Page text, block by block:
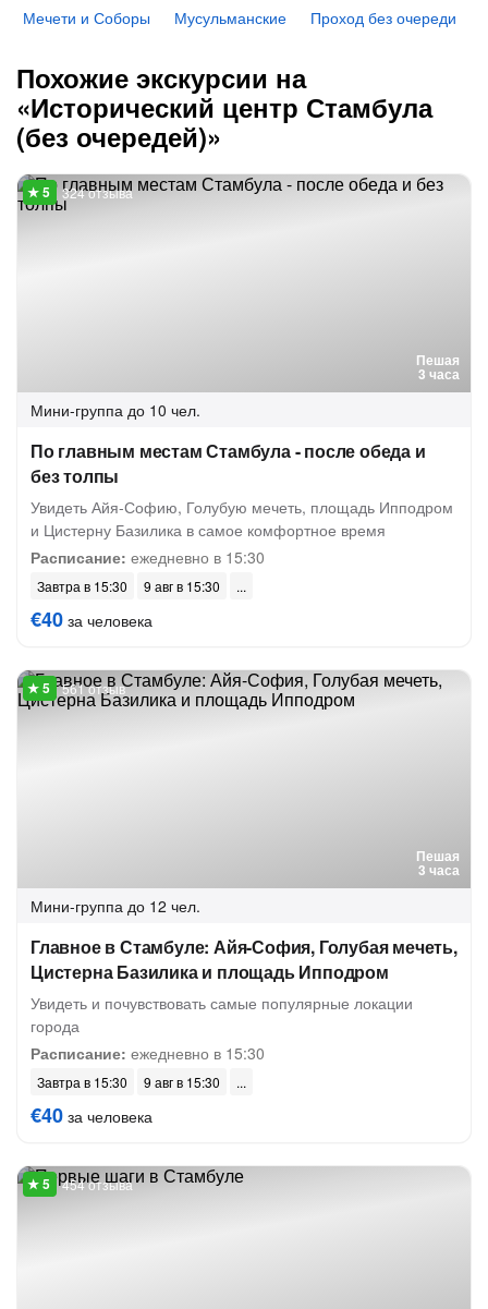
Мечети и Соборы Мусульманские Проход без очереди
Похожие экскурсии на
«Исторический центр Стамбула
(без очередей)»
Пешая
3 часа
324 отзыва
Мини-группа до 10 чел.
По главным местам Стамбула - после обеда и
без толпы
Увидеть Айя-Софию, Голубую мечеть, площадь Ипподром
и Цистерну Базилика в самое комфортное время
Расписание: ежедневно в 15:30
Завтра в 15:30 9 авг в 15:30
€40 за человека
Пешая
3 часа
561 отзыв
Мини-группа до 12 чел.
Главное в Стамбуле: Айя-София, Голубая мечеть,
Цистерна Базилика и площадь Ипподром
Увидеть и почувствовать самые популярные локации
города
Расписание: ежедневно в 15:30
Завтра в 15:30 9 авг в 15:30
€40 за человека
454 отзыва